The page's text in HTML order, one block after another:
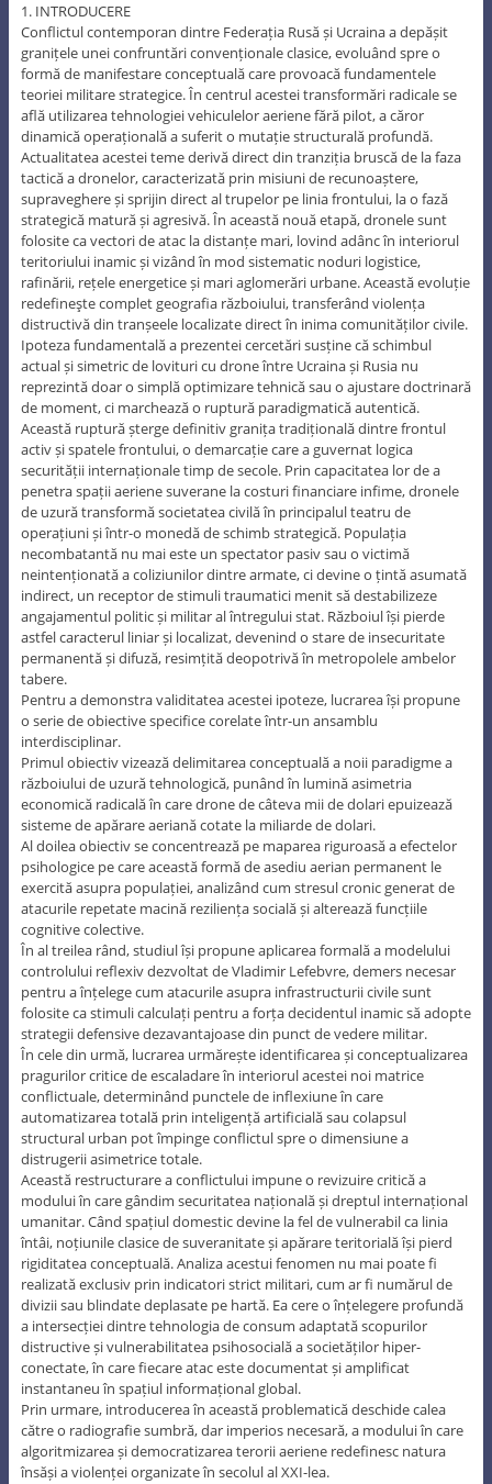
1. INTRODUCERE
Conflictul contemporan dintre Federația Rusă și Ucraina a depășit
granițele unei confruntări convenționale clasice, evoluând spre o
formă de manifestare conceptuală care provoacă fundamentele
teoriei militare strategice. În centrul acestei transformări radicale se
află utilizarea tehnologiei vehiculelor aeriene fără pilot, a căror
dinamică operațională a suferit o mutație structurală profundă.
Actualitatea acestei teme derivă direct din tranziția bruscă de la faza
tactică a dronelor, caracterizată prin misiuni de recunoaștere,
supraveghere și sprijin direct al trupelor pe linia frontului, la o fază
strategică matură și agresivă. În această nouă etapă, dronele sunt
folosite ca vectori de atac la distanțe mari, lovind adânc în interiorul
teritoriului inamic și vizând în mod sistematic noduri logistice,
rafinării, rețele energetice și mari aglomerări urbane. Această evoluție
redefineşte complet geografia războiului, transferând violența
distructivă din tranșeele localizate direct în inima comunităților civile.
Ipoteza fundamentală a prezentei cercetări susține că schimbul
actual și simetric de lovituri cu drone între Ucraina și Rusia nu
reprezintă doar o simplă optimizare tehnică sau o ajustare doctrinară
de moment, ci marchează o ruptură paradigmatică autentică.
Această ruptură șterge definitiv granița tradițională dintre frontul
activ și spatele frontului, o demarcație care a guvernat logica
securității internaționale timp de secole. Prin capacitatea lor de a
penetra spații aeriene suverane la costuri financiare infime, dronele
de uzură transformă societatea civilă în principalul teatru de
operațiuni și într-o monedă de schimb strategică. Populația
necombatantă nu mai este un spectator pasiv sau o victimă
neintenționată a coliziunilor dintre armate, ci devine o țintă asumată
indirect, un receptor de stimuli traumatici menit să destabilizeze
angajamentul politic și militar al întregului stat. Războiul își pierde
astfel caracterul liniar și localizat, devenind o stare de insecuritate
permanentă și difuză, resimțită deopotrivă în metropolele ambelor
tabere.
Pentru a demonstra validitatea acestei ipoteze, lucrarea își propune
o serie de obiective specifice corelate într-un ansamblu
interdisciplinar.
Primul obiectiv vizează delimitarea conceptuală a noii paradigme a
războiului de uzură tehnologică, punând în lumină asimetria
economică radicală în care drone de câteva mii de dolari epuizează
sisteme de apărare aeriană cotate la miliarde de dolari.
Al doilea obiectiv se concentrează pe maparea riguroasă a efectelor
psihologice pe care această formă de asediu aerian permanent le
exercită asupra populației, analizând cum stresul cronic generat de
atacurile repetate macină reziliența socială și alterează funcțiile
cognitive colective.
În al treilea rând, studiul își propune aplicarea formală a modelului
controlului reflexiv dezvoltat de Vladimir Lefebvre, demers necesar
pentru a înțelege cum atacurile asupra infrastructurii civile sunt
folosite ca stimuli calculați pentru a forța decidentul inamic să adopte
strategii defensive dezavantajoase din punct de vedere militar.
În cele din urmă, lucrarea urmărește identificarea și conceptualizarea
pragurilor critice de escaladare în interiorul acestei noi matrice
conflictuale, determinând punctele de inflexiune în care
automatizarea totală prin inteligență artificială sau colapsul
structural urban pot împinge conflictul spre o dimensiune a
distrugerii asimetrice totale.
Această restructurare a conflictului impune o revizuire critică a
modului în care gândim securitatea națională și dreptul internațional
umanitar. Când spațiul domestic devine la fel de vulnerabil ca linia
întâi, noțiunile clasice de suveranitate și apărare teritorială își pierd
rigiditatea conceptuală. Analiza acestui fenomen nu mai poate fi
realizată exclusiv prin indicatori strict militari, cum ar fi numărul de
divizii sau blindate deplasate pe hartă. Ea cere o înțelegere profundă
a intersecției dintre tehnologia de consum adaptată scopurilor
distructive și vulnerabilitatea psihosocială a societăților hiper-
conectate, în care fiecare atac este documentat și amplificat
instantaneu în spațiul informațional global.
Prin urmare, introducerea în această problematică deschide calea
către o radiografie sumbră, dar imperios necesară, a modului în care
algoritmizarea și democratizarea terorii aeriene redefinesc natura
însăși a violenței organizate în secolul al XXI-lea.